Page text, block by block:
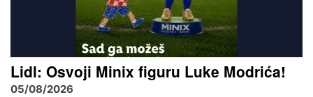
Lidl: Osvoji Minix figuru Luke Modrića!
05/08/2026